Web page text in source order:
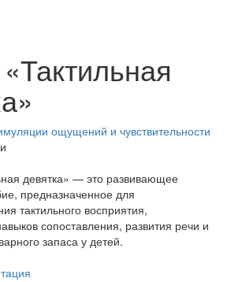
ощущений и чувствительности
девятка» — это развивающее
предназначенное для
тактильного восприятия,
сопоставления, развития речи и
запаса у детей.